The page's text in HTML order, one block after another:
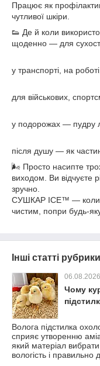
Працює як
чутливої шкіри.
👟 Де й коли
щоденно — для
у транспорті, на
для військових,
у подорожах — пудру
після душу — як
🌬️ Просто насипте
виходом. Ви відчуєте
зручно.
СУШКАР ICE™ — коли
чистим, попри будь-
Інші статті рубрики
06.08.2026
Чому
Волога підстилка
сприяє утворенню
який матеріал
вологість і правильно